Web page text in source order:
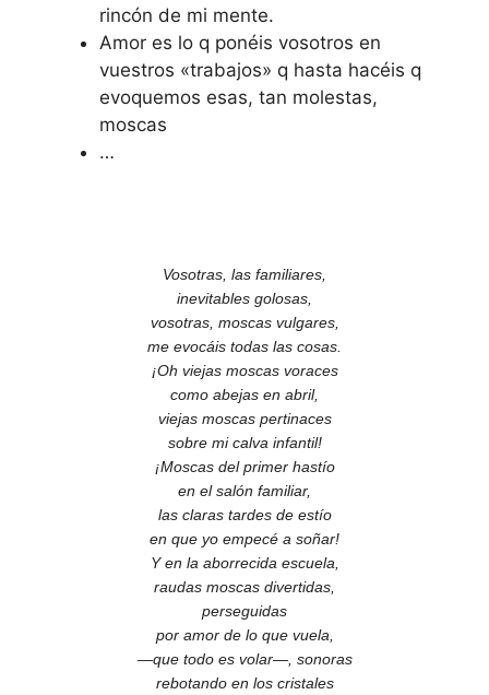
rincón de mi mente.
Amor es lo q ponéis vosotros en
vuestros «trabajos» q hasta hacéis q
evoquemos esas, tan molestas,
moscas
…
Vosotras, las familiares,
inevitables golosas,
vosotras, moscas vulgares,
me evocáis todas las cosas.
¡Oh viejas moscas voraces
como abejas en abril,
viejas moscas pertinaces
sobre mi calva infantil!
¡Moscas del primer hastío
en el salón familiar,
las claras tardes de estío
en que yo empecé a soñar!
Y en la aborrecida escuela,
raudas moscas divertidas,
perseguidas
por amor de lo que vuela,
—que todo es volar—, sonoras
rebotando en los cristales